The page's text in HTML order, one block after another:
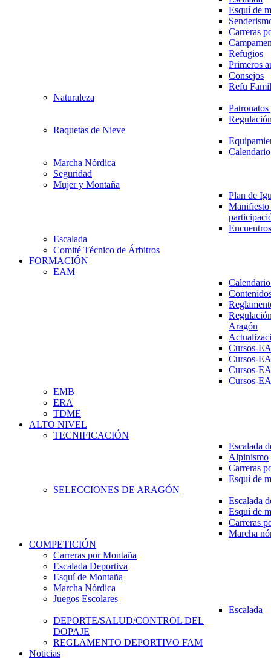
Esquí de
Carreras
Refugios
Primeros
Consejos
Refu
Naturaleza
Raquetas de Nieve
Calendario
Marcha Nórdica
Seguridad
Mujer y Montaña
Plan de
Escalada
Comité Técnico de Árbitros
FORMACIÓN
EAM
Aragón
Cursos-
Cursos-
Cursos-
Cursos-
EMB
ERA
TDME
ALTO NIVEL
TECNIFICACIÓN
Escalada
Alpinismo
Carreras
Esquí de
SELECCIONES DE ARAGÓN
Escalada
Esquí de
Carreras
Marcha
COMPETICIÓN
Carreras por Montaña
Escalada Deportiva
Esquí de Montaña
Marcha Nórdica
Juegos Escolares
Escalada
DEPORTE/SALUD/CONTROL DEL
DOPAJE
REGLAMENTO DEPORTIVO FAM
Noticias